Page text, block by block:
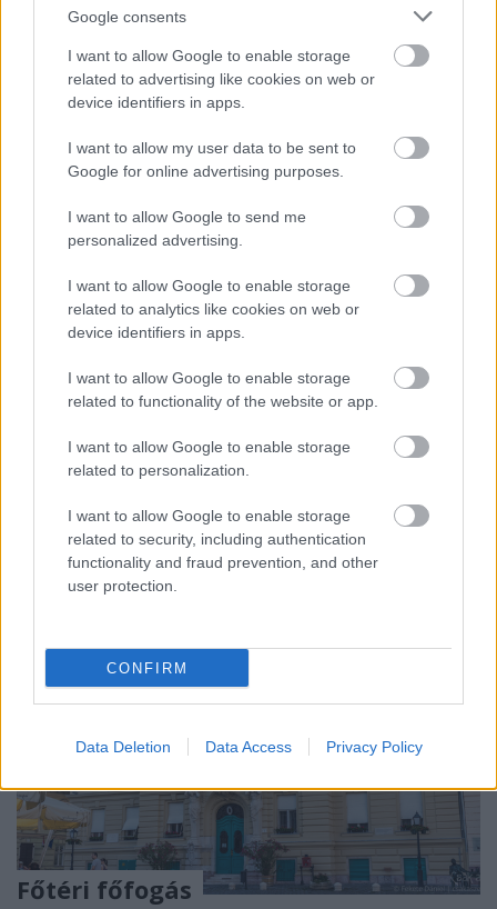
Google consents
I want to allow Google to enable storage
related to advertising like cookies on web or
device identifiers in apps.
I want to allow my user data to be sent to
Google for online advertising purposes.
I want to allow Google to send me
personalized advertising.
I want to allow Google to enable storage
related to analytics like cookies on web or
device identifiers in apps.
I want to allow Google to enable storage
related to functionality of the website or app.
I want to allow Google to enable storage
related to personalization.
I want to allow Google to enable storage
related to security, including authentication
functionality and fraud prevention, and other
user protection.
CONFIRM
Data Deletion Data Access Privacy Policy
Termálvizek csodálatos palotája
2017. július 17.
áll a varázslatosan szép és nem kevésbé
élménygazdag Széchenyi gyógyfürdő és uszoda. A ...
Főtéri főfogás